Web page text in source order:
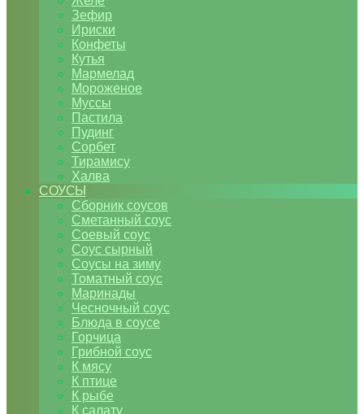
Зефир
Ириски
Конфеты
Кутья
Мармелад
Мороженое
Муссы
Пастила
Пудинг
Сорбет
Тирамису
Халва
СОУСЫ
Сборник соусов
Сметанный соус
Соевый соус
Соус сырный
Соусы на зиму
Томатный соус
Маринады
Чесночный соус
Блюда в соусе
Горчица
Грибной соус
К мясу
К птице
К рыбе
К салату